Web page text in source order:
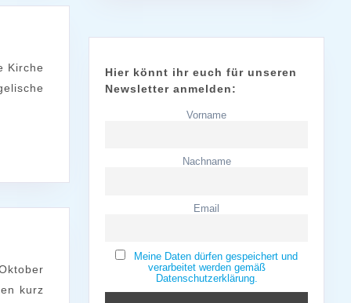
kurz
Hier könnt ihr euch für unseren
Newsletter anmelden:
Vorname
Nachname
Email
Meine Daten dürfen gespeichert und
verarbeitet werden gemäß
Datenschutzerklärung.